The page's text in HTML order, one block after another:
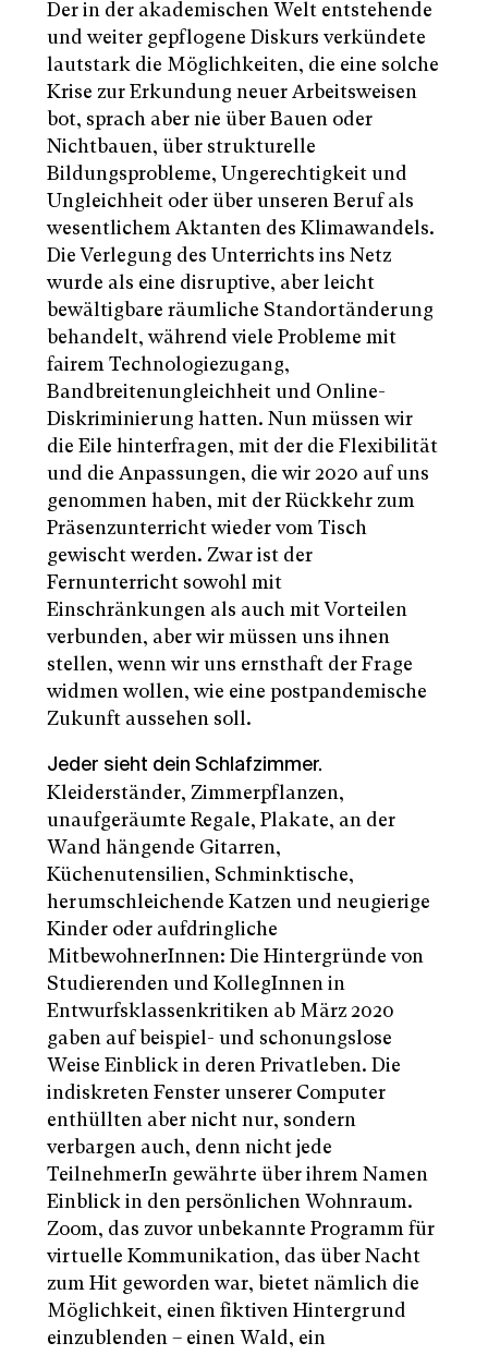
Der in der akademischen Welt entstehende
und weiter gepflogene Diskurs verkündete
lautstark die Möglichkeiten, die eine solche
Krise zur Erkundung neuer Arbeitsweisen
bot, sprach aber nie über Bauen oder
Nichtbauen, über strukturelle
Bildungsprobleme, Ungerechtigkeit und
Ungleichheit oder über unseren Beruf als
wesentlichem Aktanten des Klimawandels.
Die Verlegung des Unterrichts ins Netz
wurde als eine disruptive, aber leicht
bewältigbare räumliche Standortänderung
behandelt, während viele Probleme mit
fairem Technologiezugang,
Bandbreitenungleichheit und Online-
Diskriminierung hatten. Nun müssen wir
die Eile hinterfragen, mit der die Flexibilität
und die Anpassungen, die wir 2020 auf uns
genommen haben, mit der Rückkehr zum
Präsenzunterricht wieder vom Tisch
gewischt werden. Zwar ist der
Fernunterricht sowohl mit
Einschränkungen als auch mit Vorteilen
verbunden, aber wir müssen uns ihnen
stellen, wenn wir uns ernsthaft der Frage
widmen wollen, wie eine postpandemische
Zukunft aussehen soll.
Jeder sieht dein Schlafzimmer.
Kleiderständer, Zimmerpflanzen,
unaufgeräumte Regale, Plakate, an der
Wand hängende Gitarren,
Küchenutensilien, Schminktische,
herumschleichende Katzen und neugierige
Kinder oder aufdringliche
MitbewohnerInnen: Die Hintergründe von
Studierenden und KollegInnen in
Entwurfsklassenkritiken ab März 2020
gaben auf beispiel- und schonungslose
Weise Einblick in deren Privatleben. Die
indiskreten Fenster unserer Computer
enthüllten aber nicht nur, sondern
verbargen auch, denn nicht jede
TeilnehmerIn gewährte über ihrem Namen
Einblick in den persönlichen Wohnraum.
Zoom, das zuvor unbekannte Programm für
virtuelle Kommunikation, das über Nacht
zum Hit geworden war, bietet nämlich die
Möglichkeit, einen fiktiven Hintergrund
einzublenden – einen Wald, ein